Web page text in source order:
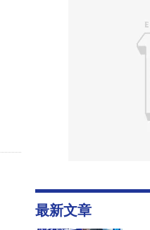
最新文章